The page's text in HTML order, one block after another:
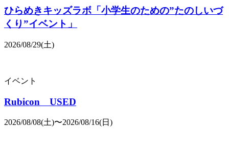
ひらめきキッズラボ「小学生のための”たのしいづ
くり”イベント」
2026/08/29(土)
イベント
Rubicon USED
2026/08/08(土)〜2026/08/16(日)